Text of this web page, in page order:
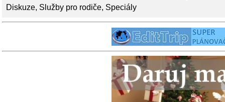
Diskuze, Služby pro rodiče, Speciály